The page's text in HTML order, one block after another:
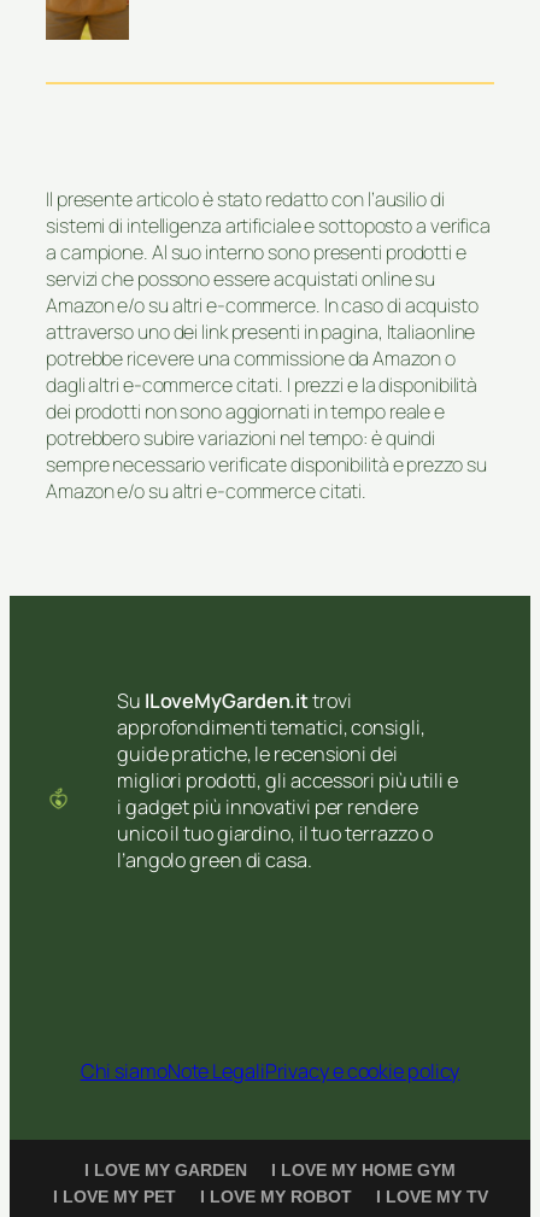
Il presente articolo è stato redatto con l’ausilio di
sistemi di intelligenza artificiale e sottoposto a verifica
a campione. Al suo interno sono presenti prodotti e
servizi che possono essere acquistati online su
Amazon e/o su altri e-commerce. In caso di acquisto
attraverso uno dei link presenti in pagina, Italiaonline
potrebbe ricevere una commissione da Amazon o
dagli altri e-commerce citati. I prezzi e la disponibilità
dei prodotti non sono aggiornati in tempo reale e
potrebbero subire variazioni nel tempo: è quindi
sempre necessario verificate disponibilità e prezzo su
Amazon e/o su altri e-commerce citati.
Su ILoveMyGarden.ittrovi
approfondimenti tematici, consigli,
guide pratiche, le recensioni dei
migliori prodotti, gli accessori più utili e
i gadget più innovativi per rendere
unico il tuo giardino, il tuo terrazzo o
l’angolo green di casa.
Chi siamoNote LegaliPrivacy e cookie policy
I LOVE MY GARDEN
I LOVE MY HOME GYM
I LOVE MY PET
I LOVE MY ROBOT I LOVE MY TV